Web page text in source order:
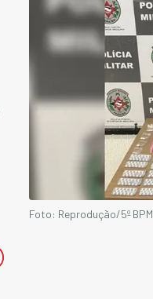
Foto: Reprodução/5º BPM